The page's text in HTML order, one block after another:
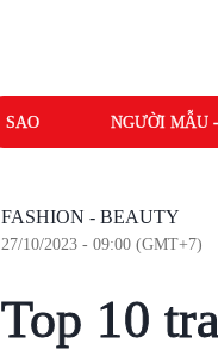
SAO NGƯỜI MẪU
FASHION - BEAUTY
27/10/2023 - 09:00 (GMT+7)
Top 10